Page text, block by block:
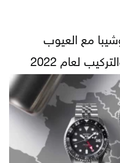
مع العيوب
لعام 2022